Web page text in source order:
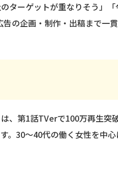
のターゲットが重なりそう」
の企画・制作・出稿まで一
は、第1話TVerで100万再生
。30〜40代の働く女性を中